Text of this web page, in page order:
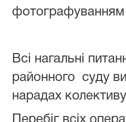
Всі нагальні
районного суду
нарадах
Перебіг всіх